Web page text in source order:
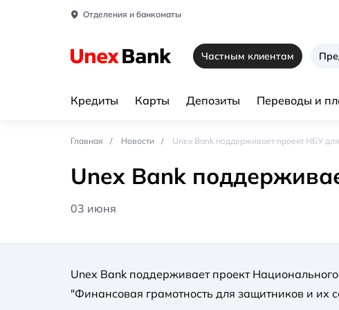
Отделения и банкоматы
Частным клиентам
Кредиты Карты Депозиты Переводы и
Главная Новости Unex Bank поддерживает проект НБУ
Unex Bank
03 июня
Unex Bank поддерживает проект
"Финансовая грамотность для защитников и их